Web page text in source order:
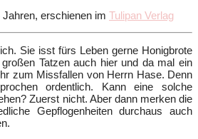
Jahren, erschienen im Tulipan Verlag
Sie isst fürs Leben gerne Honigbrote
Tatzen auch hier und da mal ein
zum Missfallen von Herrn Hase. Denn
ordentlich. Kann eine solche
Zuerst nicht. Aber dann merken die
Gepflogenheiten durchaus auch